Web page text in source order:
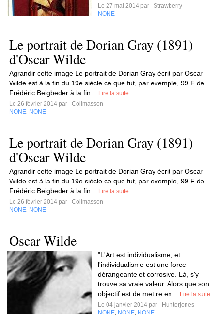
Le 27 mai 2014 par
Strawberry
NONE
Le portrait de Dorian Gray (1891)
d'Oscar Wilde
Agrandir cette image Le portrait de Dorian Gray écrit par Oscar
Wilde est à la fin du 19e siècle ce que fut, par exemple, 99 F de
Frédéric Beigbeder à la fin...
Lire la suite
Le 26 février 2014 par
Colimasson
NONE NONE
Le portrait de Dorian Gray (1891)
d'Oscar Wilde
Agrandir cette image Le portrait de Dorian Gray écrit par Oscar
Wilde est à la fin du 19e siècle ce que fut, par exemple, 99 F de
Frédéric Beigbeder à la fin...
Lire la suite
Le 26 février 2014 par
Colimasson
NONE NONE
Oscar Wilde
"L'Art est individualisme, et
l'individualisme est une force
dérangeante et corrosive. Là, s'y
trouve sa vraie valeur. Alors que son
objectif est de mettre en...
Lire la suite
Le 04 janvier 2014 par
Hunterjones
NONE NONE NONE